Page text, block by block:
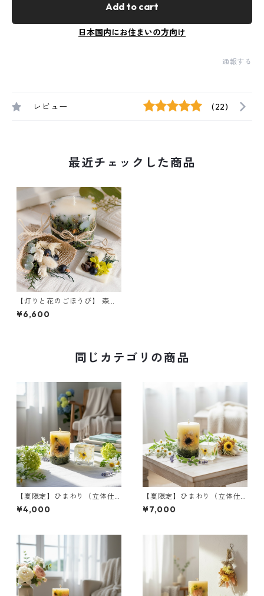
Add to cart
日本国内にお住まいの方向け
通報する
レビュー (22)
最近チェックした商品
【灯りと花のごほうび】 森林
浴 ｜ボタニカルキャンドルW
＆サシェ＆ミニブーケ
¥6,600
同じカテゴリの商品
【夏限定】ひまわり（立体仕
上げ）｜ボタニカルキャンド
ルS＆ミニジェルキャンドル
¥4,000
【夏限定】ひまわり（立体仕
上げ）｜ボタニカルキャンド
ルML＆ミニジェルキャンドル
¥7,000